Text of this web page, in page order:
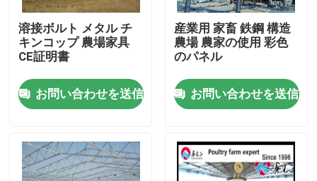
家へ
製品
溶接ボルト メタル チ
キンコップ 農場家具
CE証明書
お問い合わせを送信
産業用 家畜 鉄鋼 構造
農場 農家の使用 彩色
のパネル
お問い合わせを送信